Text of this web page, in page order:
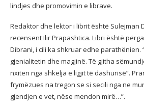
lindjes dhe promovimin e librave.
Redaktor dhe lektor i librit është Sulejman
recensent Ilir Prapashtica. Libri është
Dibrani, i cili ka shkruar edhe parathënien.
gjenialitetin dhe magjinë. Të gjitha
nxiten nga shkelja e ligjit të dashurisë”.
frymëzues na tregon se si secili nga ne
gjendjen e vet, nëse mendon mirë…”.